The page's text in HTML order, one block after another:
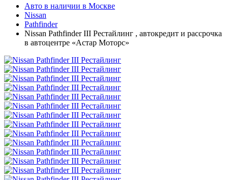
Авто в наличии в Москве
Nissan
Pathfinder
Nissan Pathfinder III Рестайлинг , автокредит и рассрочка
в автоцентре «Астар Моторс»